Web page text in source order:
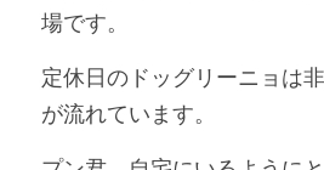
場です。
定休日のドッグリーニョは
が流れています。